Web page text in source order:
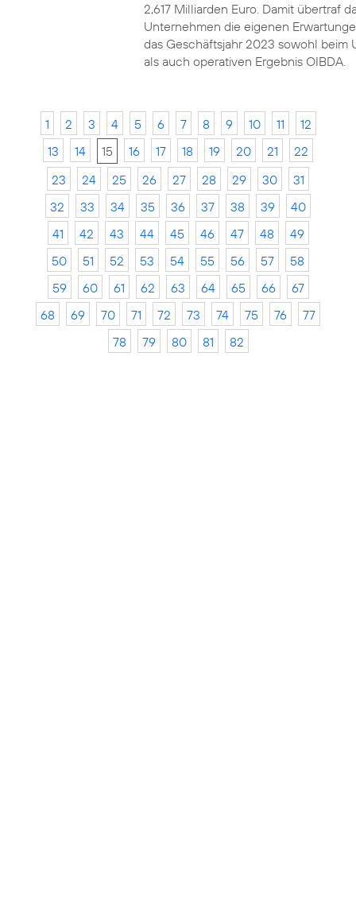
2,617 Milliarden Euro. Damit übertraf
Unternehmen die eigenen
das Geschäftsjahr 2023 sowohl beim
als auch operativen Ergebnis OIBDA.
1 2 3 4 5 6 7 8 9 10 11
12
13
14 15 16 17 18 19 20 21
22
23
24 25 26 27 28 29 30
31
32
33 34 35 36 37 38 39
40
41
42 43 44 45 46 47 48
49
50
51 52 53 54 55 56 57
58
59
60 61 62 63 64 65 66
67
68
69 70 71 72 73 74 75 76
77
78
79 80 81 82